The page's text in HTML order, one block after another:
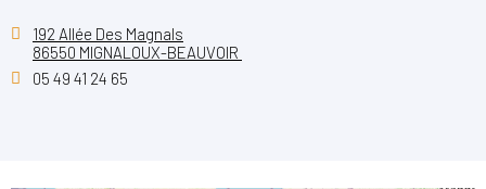
192 Allée Des Magnals
86550 MIGNALOUX-BEAUVOIR
05 49 41 24 65